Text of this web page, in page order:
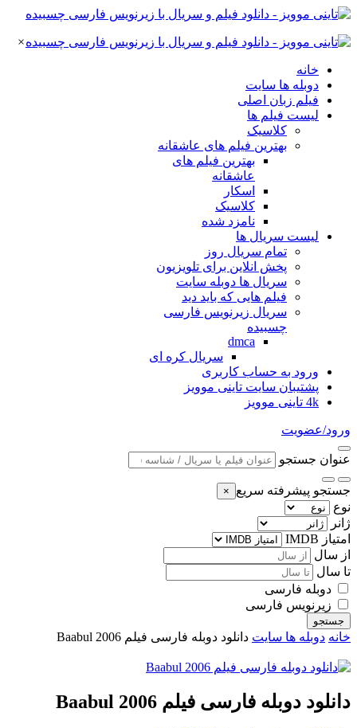
×
خانه
دوبله ها سایت
فیلم زبان اصلی
لیست فیلم ها
کلاسیک
بهترین فیلم های عاشقانه
بهترین فیلم های
عاشقانه
اسکار
کلاسیک
نامزد شده
لیست سریال ها
تمام سریال روز
پخش انلاین برای تلویزیون
سریال ها دوبله سایت
فیلم هایی که باید دید
سریال زیرنویس فارسی
چسبیده
dmca
سریال کره ای
ورود به حساب کاربری
پشتیبان سایت تاینی موویز
4k تاینی موویز
ورود/عضویت
عنوان جستجو
جستجو پیشرفته سریع ×
نوع
ژانر
امتیاز IMDB
از سال
تا سال
دوبله فارسی
زیرنویس فارسی
جستجو
خانه دوبله ها سایت دانلود دوبله فارسی فیلم Baabul 2006
دانلود دوبله فارسی فیلم Baabul 2006